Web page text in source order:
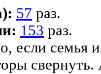
57 раз.
153 раз.
если семья